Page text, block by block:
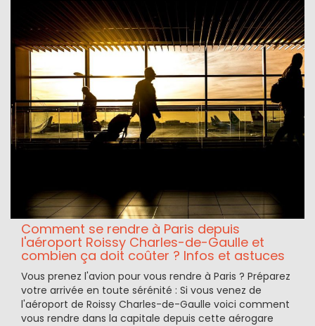
Comment se rendre à Paris depuis
l'aéroport Roissy Charles-de-Gaulle et
combien ça doit coûter ? Infos et astuces
Vous prenez l'avion pour vous rendre à Paris ? Préparez
votre arrivée en toute sérénité : Si vous venez de
l'aéroport de Roissy Charles-de-Gaulle voici comment
vous rendre dans la capitale depuis cette aérogare